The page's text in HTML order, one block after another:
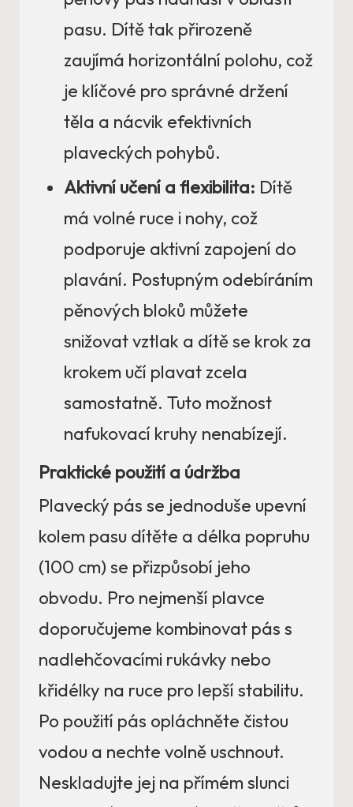
pasu. Dítě tak přirozeně
zaujímá horizontální polohu, což
je klíčové pro správné držení
těla a nácvik efektivních
plaveckých pohybů.
Aktivní učení a flexibilita: Dítě
má volné ruce i nohy, což
podporuje aktivní zapojení do
plavání. Postupným odebíráním
pěnových bloků můžete
snižovat vztlak a dítě se krok za
krokem učí plavat zcela
samostatně. Tuto možnost
nafukovací kruhy nenabízejí.
Praktické použití a údržba
Plavecký pás se jednoduše upevní
kolem pasu dítěte a délka popruhu
(100 cm) se přizpůsobí jeho
obvodu. Pro nejmenší plavce
doporučujeme kombinovat pás s
nadlehčovacími rukávky nebo
křidélky na ruce pro lepší stabilitu.
Po použití pás opláchněte čistou
vodou a nechte volně uschnout.
Neskladujte jej na přímém slunci